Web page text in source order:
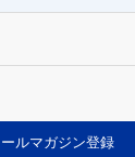
ールマガジン登録